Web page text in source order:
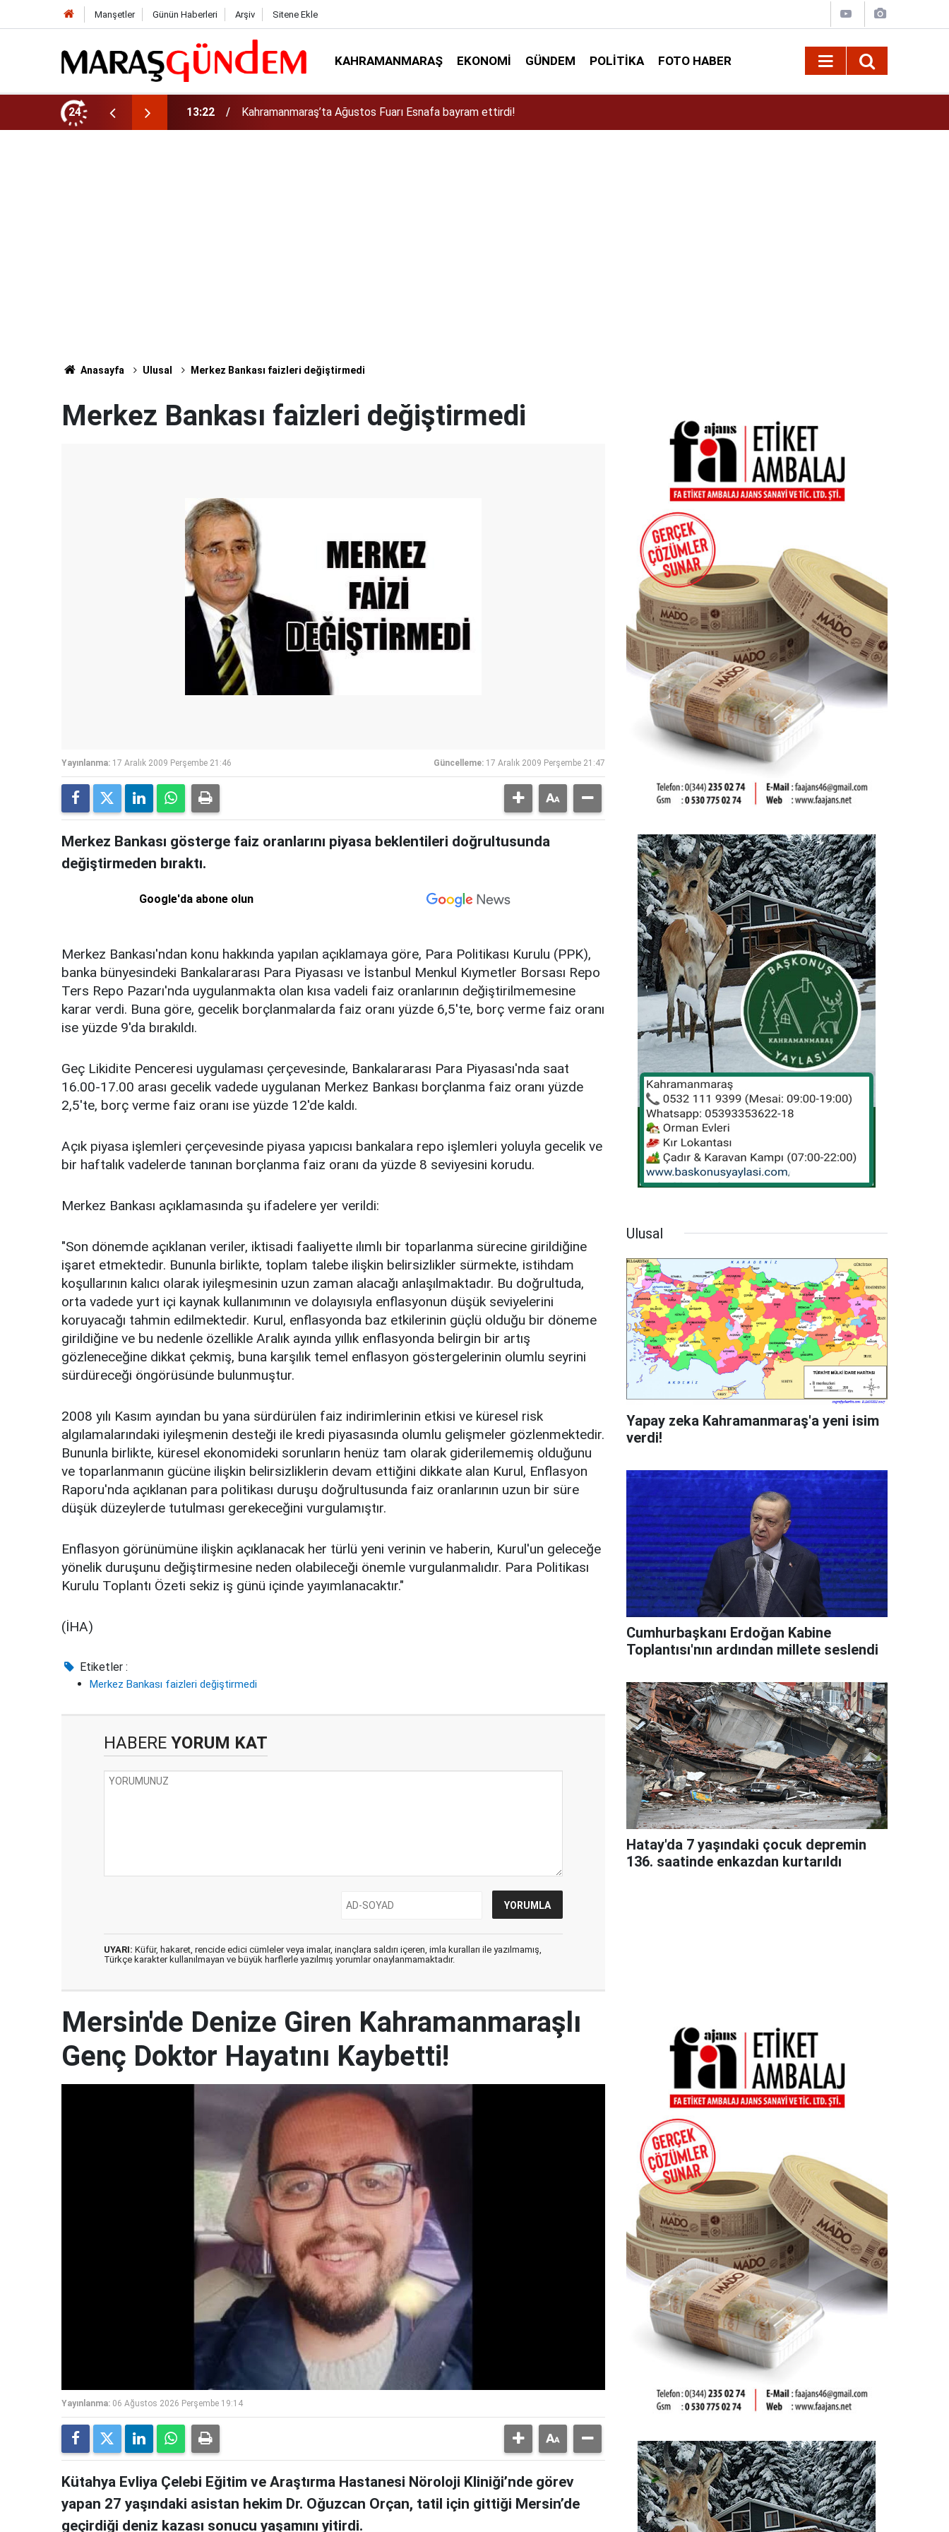
Manşetler Günün Haberleri Arşiv Sitene Ekle
KAHRAMANMARAŞ EKONOMI GÜNDEM POLITIKA FOTO HABER
24 13:17 Kahramanmaraş’ta Dulkadiroğlu Kırsalına 45 Milyonluk Yol Yatırımı!
Anasayfa Ulusal Merkez Bankası faizleri değiştirmedi
Merkez Bankası faizleri değiştirmedi
Yayınlanma: 17 Aralık 2009 Perşembe 21:46 Güncelleme: 17 Aralık 2009 Perşembe 21:47
Merkez Bankası gösterge faiz oranlarını piyasa beklentileri doğrultusunda
değiştirmeden bıraktı.
Google'da abone olun
Merkez Bankası'ndan konu hakkında yapılan açıklamaya göre, Para Politikası Kurulu (PPK),
banka bünyesindeki Bankalararası Para Piyasası ve İstanbul Menkul Kıymetler Borsası Repo
Ters Repo Pazarı'nda uygulanmakta olan kısa vadeli faiz oranlarının değiştirilmemesine
karar verdi. Buna göre, gecelik borçlanmalarda faiz oranı yüzde 6,5'te, borç verme faiz oranı
ise yüzde 9'da bırakıldı.
Geç Likidite Penceresi uygulaması çerçevesinde, Bankalararası Para Piyasası'nda saat
16.00-17.00 arası gecelik vadede uygulanan Merkez Bankası borçlanma faiz oranı yüzde
2,5'te, borç verme faiz oranı ise yüzde 12'de kaldı.
Açık piyasa işlemleri çerçevesinde piyasa yapıcısı bankalara repo işlemleri yoluyla gecelik ve
bir haftalık vadelerde tanınan borçlanma faiz oranı da yüzde 8 seviyesini korudu.
Merkez Bankası açıklamasında şu ifadelere yer verildi:
"Son dönemde açıklanan veriler, iktisadi faaliyette ılımlı bir toparlanma sürecine girildiğine
işaret etmektedir. Bununla birlikte, toplam talebe ilişkin belirsizlikler sürmekte, istihdam
koşullarının kalıcı olarak iyileşmesinin uzun zaman alacağı anlaşılmaktadır. Bu doğrultuda,
orta vadede yurt içi kaynak kullanımının ve dolayısıyla enflasyonun düşük seviyelerini
koruyacağı tahmin edilmektedir. Kurul, enflasyonda baz etkilerinin güçlü olduğu bir döneme
girildiğine ve bu nedenle özellikle Aralık ayında yıllık enflasyonda belirgin bir artış
gözleneceğine dikkat çekmiş, buna karşılık temel enflasyon göstergelerinin olumlu seyrini
sürdüreceği öngörüsünde bulunmuştur.
2008 yılı Kasım ayından bu yana sürdürülen faiz indirimlerinin etkisi ve küresel risk
algılamalarındaki iyileşmenin desteği ile kredi piyasasında olumlu gelişmeler gözlenmektedir.
Bununla birlikte, küresel ekonomideki sorunların henüz tam olarak giderilememiş olduğunu
ve toparlanmanın gücüne ilişkin belirsizliklerin devam ettiğini dikkate alan Kurul, Enflasyon
Raporu'nda açıklanan para politikası duruşu doğrultusunda faiz oranlarının uzun bir süre
düşük düzeylerde tutulması gerekeceğini vurgulamıştır.
Enflasyon görünümüne ilişkin açıklanacak her türlü yeni verinin ve haberin, Kurul'un geleceğe
yönelik duruşunu değiştirmesine neden olabileceği önemle vurgulanmalıdır. Para Politikası
Kurulu Toplantı Özeti sekiz iş günü içinde yayımlanacaktır."
(İHA)
Etiketler :
Merkez Bankası faizleri değiştirmedi
HABERE YORUM KAT
UYARI: Küfür, hakaret, rencide edici cümleler veya imalar, inançlara saldırı içeren, imla kuralları ile yazılmamış,
Türkçe karakter kullanılmayan ve büyük harflerle yazılmış yorumlar onaylanmamaktadır.
Ulusal
Yapay zeka Kahramanmaraş'a yeni isim
verdi!
Cumhurbaşkanı Erdoğan Kabine
Toplantısı'nın ardından millete seslendi
Hatay'da 7 yaşındaki çocuk depremin
136. saatinde enkazdan kurtarıldı
Mersin'de Denize Giren Kahramanmaraşlı
Genç Doktor Hayatını Kaybetti!
Yayınlanma: 06 Ağustos 2026 Perşembe 19:14
Kütahya Evliya Çelebi Eğitim ve Araştırma Hastanesi Nöroloji Kliniği’nde görev
yapan 27 yaşındaki asistan hekim Dr. Oğuzcan Orçan, tatil için gittiği Mersin’de
geçirdiği deniz kazası sonucu yaşamını yitirdi.